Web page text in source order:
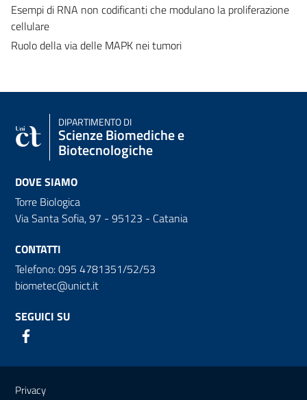
Esempi di RNA non codificanti che modulano la proliferazione
cellulare
Ruolo della via delle MAPK nei tumori
DIPARTIMENTO DI
Scienze Biomediche e
Biotecnologiche
DOVE SIAMO
Torre Biologica
Via Santa Sofia, 97 - 95123 - Catania
CONTATTI
Telefono: 095 4781351/52/53
biometec@unict.it
SEGUICI SU
Link e informazioni utili
Privacy